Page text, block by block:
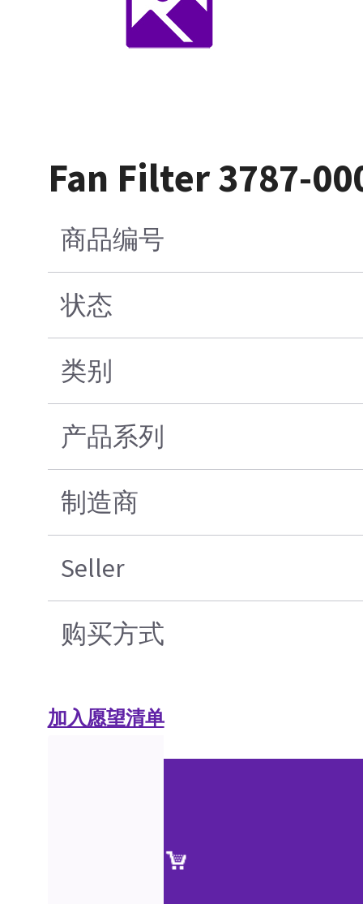
Fan Filter 3787-
商品编号
状态
类别
产品系列
制造商
Seller
购买方式
加入愿望清单